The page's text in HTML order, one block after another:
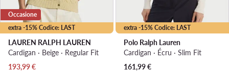
extra -15% Codice: LAST
Occasione
LAUREN RALPH LAUREN
Cardigan · Beige · Regular Fit
Prezzo attuale
193,99€
extra -15% Codice: LAST
Polo Ralph Lauren
Cardigan · Écru · Slim Fit
Prezzo attuale
161,99€